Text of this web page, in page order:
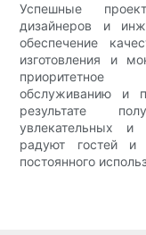
Успешные
дизайнеров и
обеспечение
изготовления и
приоритетное
обслуживанию и
результате
увлекательных и
радуют гостей и
постоянного